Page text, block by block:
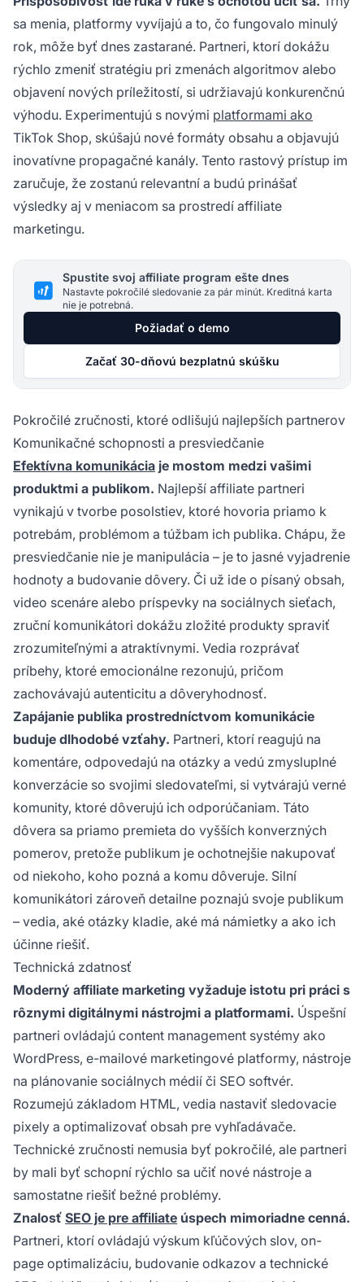
sa menia, platformy vyvíjajú a to, čo fungovalo minulý
rok, môže byť dnes zastarané. Partneri, ktorí dokážu
rýchlo zmeniť stratégiu pri zmenách algoritmov alebo
objavení nových príležitostí, si udržiavajú konkurenčnú
výhodu. Experimentujú s novými platformami ako
TikTok Shop, skúšajú nové formáty obsahu a objavujú
inovatívne propagačné kanály. Tento rastový prístup im
zaručuje, že zostanú relevantní a budú prinášať
výsledky aj v meniacom sa prostredí affiliate
marketingu.
Spustite svoj affiliate program ešte dnes
Nastavte pokročilé sledovanie za pár minút. Kreditná karta
nie je potrebná.
Požiadať o demo
Začať 30-dňovú bezplatnú skúšku
Pokročilé zručnosti, ktoré odlišujú najlepších partnerov
Komunikačné schopnosti a presviedčanie
Efektívna komunikácia je mostom medzi vašimi
produktmi a publikom. Najlepší affiliate partneri
vynikajú v tvorbe posolstiev, ktoré hovoria priamo k
potrebám, problémom a túžbam ich publika. Chápu, že
presviedčanie nie je manipulácia – je to jasné vyjadrenie
hodnoty a budovanie dôvery. Či už ide o písaný obsah,
video scenáre alebo príspevky na sociálnych sieťach,
zruční komunikátori dokážu zložité produkty spraviť
zrozumiteľnými a atraktívnymi. Vedia rozprávať
príbehy, ktoré emocionálne rezonujú, pričom
zachovávajú autenticitu a dôveryhodnosť.
Zapájanie publika prostredníctvom komunikácie
buduje dlhodobé vzťahy. Partneri, ktorí reagujú na
komentáre, odpovedajú na otázky a vedú zmysluplné
konverzácie so svojimi sledovateľmi, si vytvárajú verné
komunity, ktoré dôverujú ich odporúčaniam. Táto
dôvera sa priamo premieta do vyšších konverzných
pomerov, pretože publikum je ochotnejšie nakupovať
od niekoho, koho pozná a komu dôveruje. Silní
komunikátori zároveň detailne poznajú svoje publikum
– vedia, aké otázky kladie, aké má námietky a ako ich
účinne riešiť.
Technická zdatnosť
Moderný affiliate marketing vyžaduje istotu pri práci s
rôznymi digitálnymi nástrojmi a platformami. Úspešní
partneri ovládajú content management systémy ako
WordPress, e-mailové marketingové platformy, nástroje
na plánovanie sociálnych médií či SEO softvér.
Rozumejú základom HTML, vedia nastaviť sledovacie
pixely a optimalizovať obsah pre vyhľadávače.
Technické zručnosti nemusia byť pokročilé, ale partneri
by mali byť schopní rýchlo sa učiť nové nástroje a
samostatne riešiť bežné problémy.
Znalosť SEO je pre affiliate úspech mimoriadne cenná.
Partneri, ktorí ovládajú výskum kľúčových slov, on-
page optimalizáciu, budovanie odkazov a technické